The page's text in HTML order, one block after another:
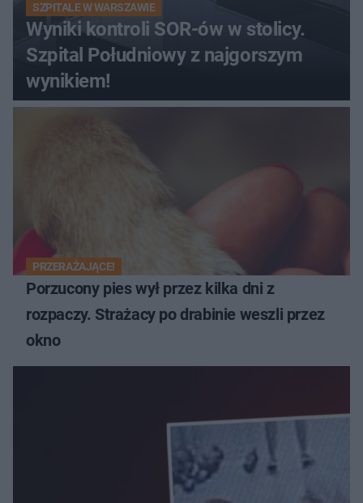
SZPITALE W WARSZAWIE
Wyniki kontroli SOR-ów w stolicy.
Szpital Południowy z najgorszym
wynikiem!
PRZERAŻAJĄCE!
Porzucony pies wył przez kilka dni z
rozpaczy. Strażacy po drabinie weszli przez
okno